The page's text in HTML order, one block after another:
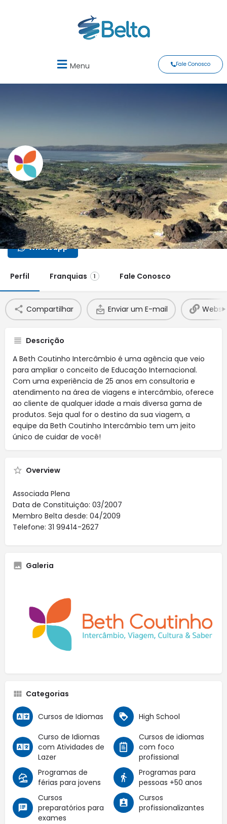
Menu Fale Conosco
Beth Coutinho Intercâmbio
E-mail de Contato
atendimento@bethcoutinho.com.br
Whatsapp
Perfil Franquias 1 Fale Conosco
Compartilhar Enviar um E-mail
Descrição
A Beth Coutinho Intercâmbio é uma agência que veio
para ampliar o conceito de Educação Internacional.
Com uma experiência de 25 anos em consultoria e
atendimento na área de viagens e intercâmbio, oferece
ao cliente de qualquer idade a mais diversa gama de
produtos. Seja qual for o destino da sua viagem, a
equipe da Beth Coutinho Intercâmbio tem um jeito
único de cuidar de você!
Overview
Associada Plena
Data de Constituição: 03/2007
Membro Belta desde: 04/2009
Telefone: 31 99414-2627
Galeria
Categorias
Cursos de Idiomas
High School
Curso de Idiomas
com Atividades de
Lazer
Cursos de idiomas
com foco
profissional
Programas de
férias para jovens
Programas para
pessoas +50 anos
Cursos
preparatórios para
exames
Cursos
profissionalizantes